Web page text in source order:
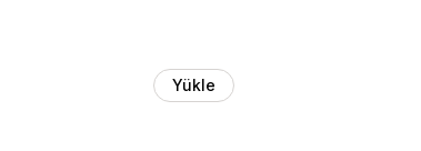
Yükle